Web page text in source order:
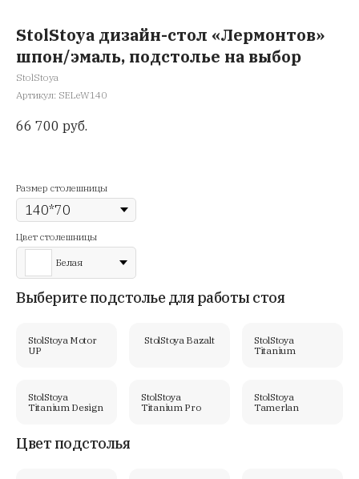
StolStoya дизайн-стол «Лермонтов»
шпон/эмаль, подстолье на выбор
StolStoya
Артикул: SELeW140
66 700 руб.
Размер столешницы
Цвет столешницы
Белая
Выберите подстолье для работы стоя
StolStoya Motor
UP
StolStoya Bazalt
StolStoya
Titanium
StolStoya
Titanium Design
StolStoya
Titanium Pro
StolStoya
Tamerlan
Цвет подстолья